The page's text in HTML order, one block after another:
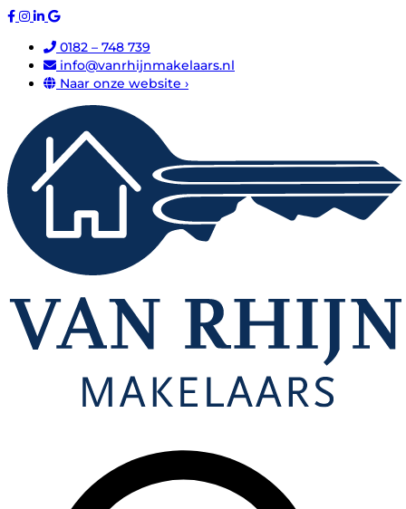
0182 – 748 739
info@vanrhijnmakelaars.nl
Naar onze website ›